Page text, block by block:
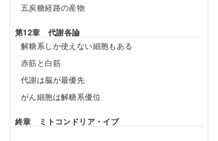
五炭糖経路の産物
第12章 代謝各論
解糖系しか使えない細胞もある
赤筋と白筋
代謝は脳が最優先
がん細胞は解糖系優位
終章 ミトコンドリア・イブ